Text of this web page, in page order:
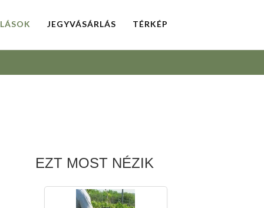
JEGYVÁSÁRLÁS TÉRKÉP
EZT MOST NÉZIK